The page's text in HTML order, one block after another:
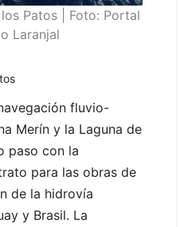
Patos | Foto: Portal
Laranjal
fluvio-
Merín y la Laguna de
paso con la
para las obras de
de la hidrovía
y Brasil. La